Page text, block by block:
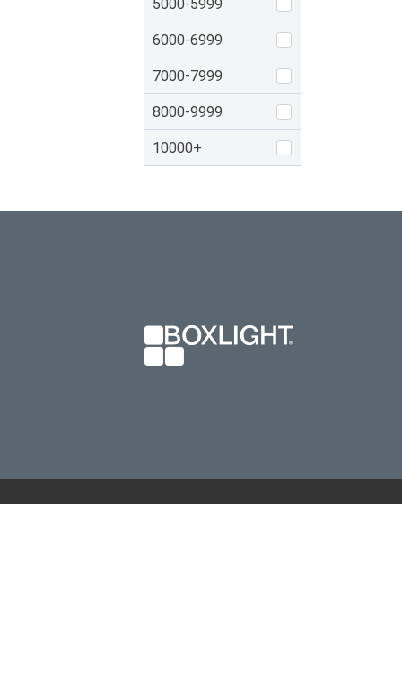
5000-5999
6000-6999
7000-7999
8000-9999
10000+